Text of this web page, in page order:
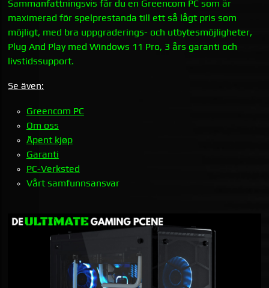
Sammanfattningsvis får du en Greencom PC som är
maximerad för spelprestanda till ett så lågt pris som
möjligt, med bra uppgraderings- och utbytesmöjligheter,
Plug And Play med Windows 11 Pro, 3 års garanti och
livstidssupport.
Se även:
Greencom PC
Om oss
Åpent kjøp
Garanti
PC-Verksted
Vårt samfunnsansvar